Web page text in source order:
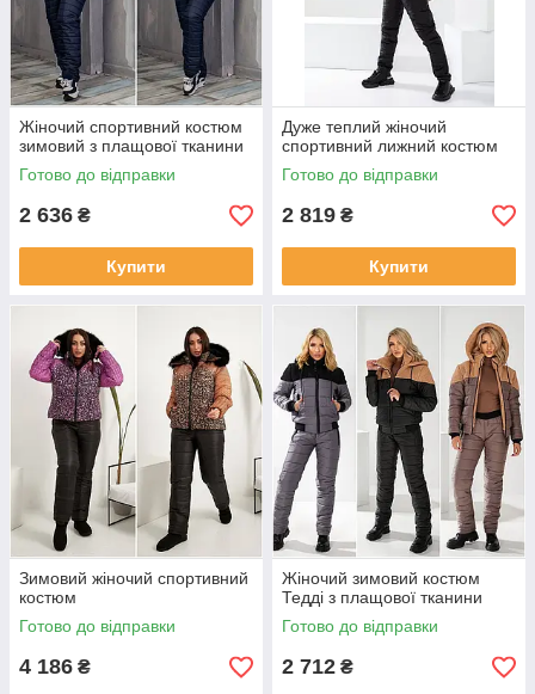
Жіночий спортивний костюм
зимовий з плащової тканини
Готово до відправки
2 636 ₴
Купити
Дуже теплий жіночий
спортивний лижний костюм
Готово до відправки
2 819 ₴
Купити
Зимовий жіночий спортивний
костюм
Готово до відправки
4 186 ₴
Жіночий зимовий костюм
Тедді з плащової тканини
Готово до відправки
2 712 ₴